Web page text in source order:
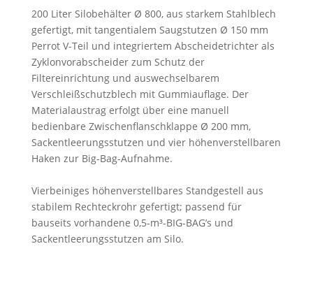
200 Liter Silobehälter Ø 800, aus starkem Stahlblech
gefertigt, mit tangentialem Saugstutzen Ø 150 mm
Perrot V-Teil und integriertem Abscheidetrichter als
Zyklonvorabscheider zum Schutz der
Filtereinrichtung und auswechselbarem
Verschleißschutzblech mit Gummiauflage. Der
Materialaustrag erfolgt über eine manuell
bedienbare Zwischenflanschklappe Ø 200 mm,
Sackentleerungsstutzen und vier höhenverstellbaren
Haken zur Big-Bag-Aufnahme.
Vierbeiniges höhenverstellbares Standgestell aus
stabilem Rechteckrohr gefertigt; passend für
bauseits vorhandene 0,5-m³-BIG-BAG’s und
Sackentleerungsstutzen am Silo.